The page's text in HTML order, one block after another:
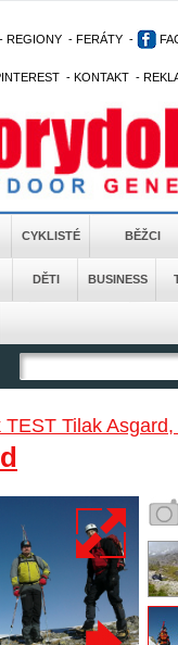
- REGIONY - FERÁTY -
- KONTAKT -
CYKLISTÉ BĚŽCI
DĚTI BUSINESS
Tilak